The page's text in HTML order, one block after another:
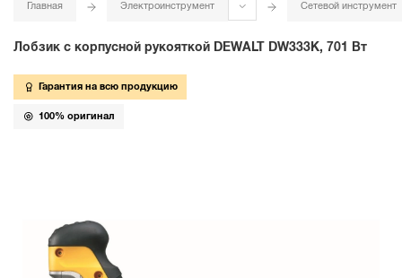
Главная Электроинструмент Сетевой инструмент
Лобзик с корпусной рукояткой DEWALT DW333K, 701 Вт
Гарантия на всю продукцию
100% оригинал